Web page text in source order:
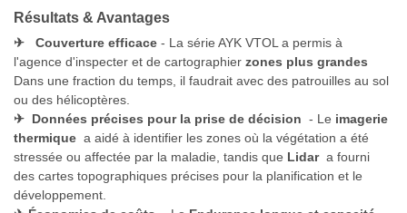
Résultats & Avantages
✈ Couverture efficace - La série AYK VTOL a permis à
l'agence d'inspecter et de cartographier zones plus grandes
Dans une fraction du temps, il faudrait avec des patrouilles au sol
ou des hélicoptères.
✈ Données précises pour la prise de décision - Le imagerie
thermique a aidé à identifier les zones où la végétation a été
stressée ou affectée par la maladie, tandis que Lidar a fourni
des cartes topographiques précises pour la planification et le
développement.